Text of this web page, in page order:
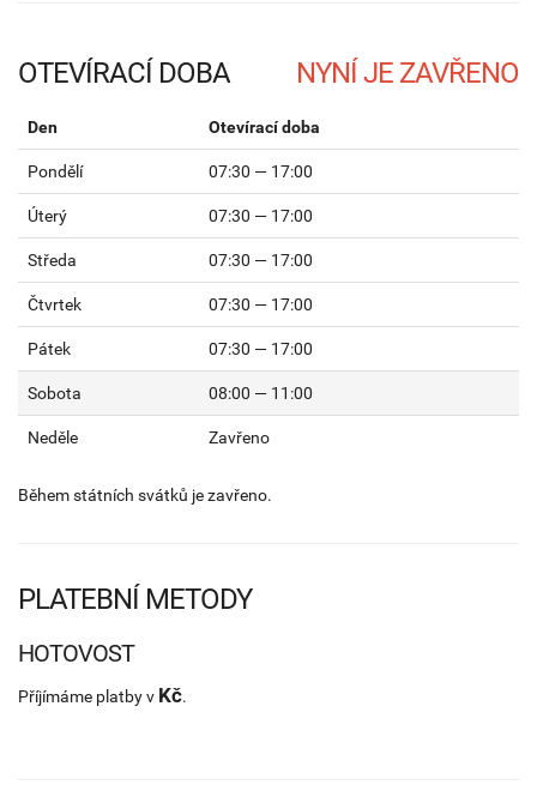
OTEVÍRACÍ DOBA
Den Otevírací doba
Pondělí 07:30 — 17:00
Úterý 07:30 — 17:00
Středa 07:30 — 17:00
Čtvrtek 07:30 — 17:00
Pátek 07:30 — 17:00
Sobota 08:00 — 11:00
Neděle Zavřeno
Během státních svátků je zavřeno.
PLATEBNÍ METODY
HOTOVOST
Příjímáme platby v Kč.